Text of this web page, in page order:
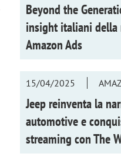
Beyond the
insight italiani della
Amazon Ads
15/04/2025
Jeep reinventa la
automotive e
streaming conThe